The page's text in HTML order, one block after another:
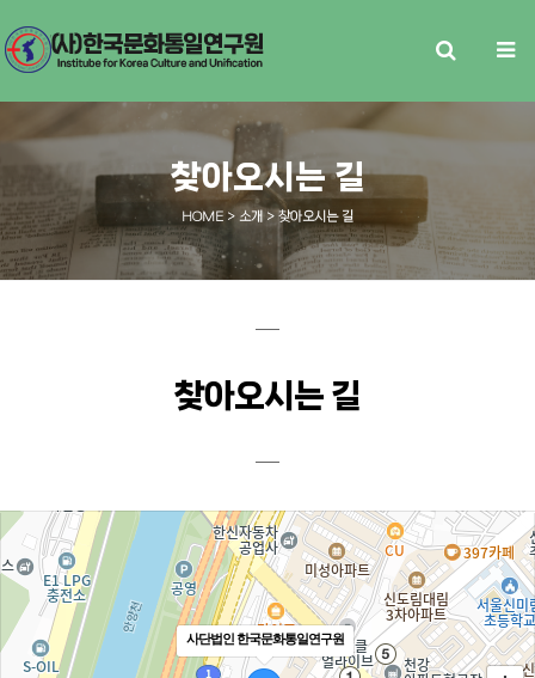
찾아오시는 길
HOME > 소개 > 찾아오시는 길
찾아오시는 길
사단법인 한국문화통일연구원